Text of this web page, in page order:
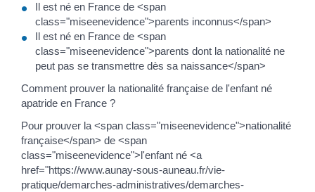
Il est né en France de <span
class="miseenevidence">parents inconnus</span>
Il est né en France de <span
class="miseenevidence">parents dont la nationalité ne
peut pas se transmettre dès sa naissance</span>
Comment prouver la nationalité française de l'enfant né
apatride en France ?
Pour prouver la <span class="miseenevidence">nationalité
française</span> de <span
class="miseenevidence">l'enfant né <a
href="https://www.aunay-sous-auneau.fr/vie-
pratique/demarches-administratives/demarches-